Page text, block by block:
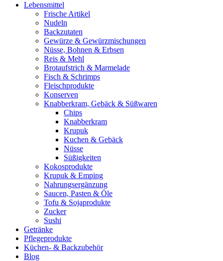
Lebensmittel
Frische Artikel
Nudeln
Backzutaten
Gewürze & Gewürzmischungen
Nüsse, Bohnen & Erbsen
Reis & Mehl
Brotaufstrich & Marmelade
Fisch & Schrimps
Fleischprodukte
Konserven
Knabberkram, Gebäck & Süßwaren
Chips
Knabberkram
Krupuk
Kuchen & Gebäck
Nüsse
Süßigkeiten
Kokosprodukte
Krupuk & Emping
Nahrungsergänzung
Saucen, Pasten & Öle
Tofu & Sojaprodukte
Zucker
Sushi
Getränke
Pflegeprodukte
Küchen- & Backzubehör
Blog